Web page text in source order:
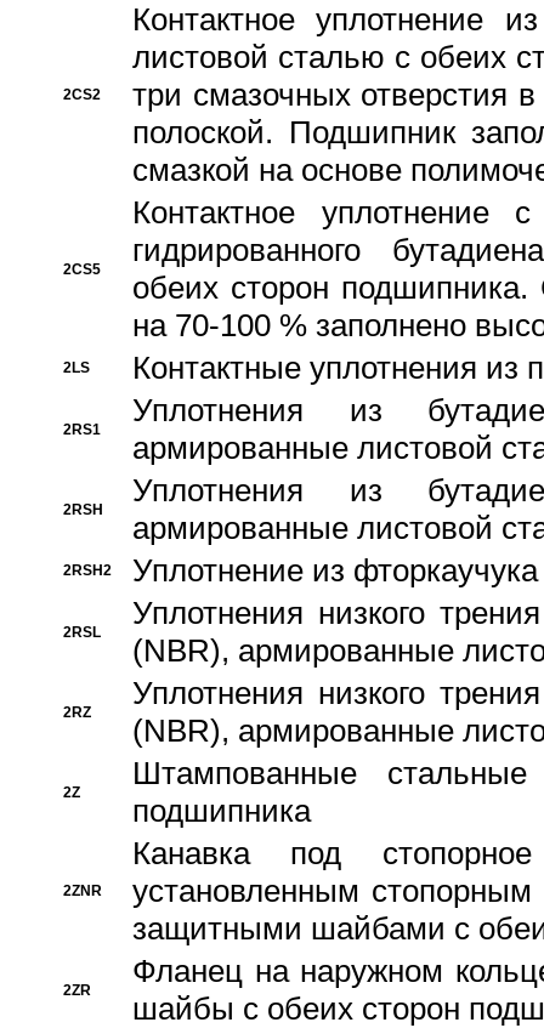
2CS2
Контактное уплотнение
листовой сталью с обеих
три смазочных отверстия
полоской. Подшипник
смазкой на основе
2CS5
Контактное уплотнение
гидрированного
обеих сторон
на 70-100 % заполнено
2LS Контактные уплотнения из
2RS1
Уплотнения из
армированные листовой
2RSH
Уплотнения из
армированные листовой
2RSH2 Уплотнение из
2RSL
Уплотнения низкого
(NBR), армированные
2RZ
Уплотнения низкого
(NBR), армированные
2Z
Штампованные
подшипника
2ZNR
Канавка под
установленным
защитными шайбами с
2ZR
Фланец на наружном
шайбы с обеих сторон